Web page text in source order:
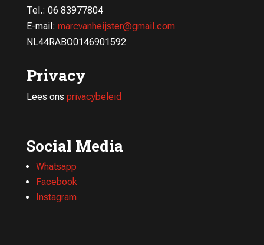
Tel.: 06 83977804
E-mail: marcvanheijster@gmail.com
NL44RABO0146901592
Privacy
Lees ons privacybeleid
Social Media
Whatsapp
Facebook
Instagram